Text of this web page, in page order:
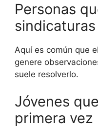
Personas
sindicaturas
Aquí es común que
genere
suele resolverlo.
Jóvenes
primera vez